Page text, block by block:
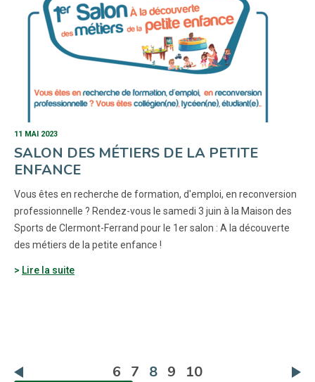
11 MAI 2023
SALON DES MÉTIERS DE LA PETITE
ENFANCE
Vous êtes en recherche de formation, d'emploi, en reconversion
professionnelle ? Rendez-vous le samedi 3 juin à la Maison des
Sports de Clermont-Ferrand pour le 1er salon : A la découverte
des métiers de la petite enfance !
Lire la suite
6 7 8(actuelle)
9 10